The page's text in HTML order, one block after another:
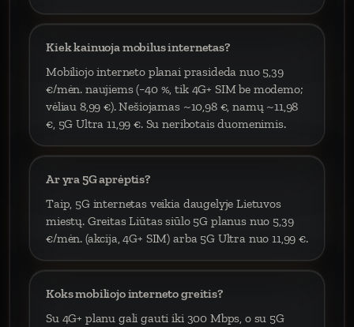
Kiek kainuoja mobilus internetas?
Mobiliojo interneto planai prasideda nuo 5,39
€/mėn. naujiems (−40 %, tik 4G+ SIM be modemo;
vėliau 8,99 €). Nešiojamas ~10,98 €, namų ~11,98
€, 5G Ultra 11,99 €. Su neribotais duomenimis.
Ar yra 5G aprėptis?
Taip, 5G internetas veikia daugelyje Lietuvos
miestų. Greitas Liūtas siūlo 5G planus nuo 5,39
€/mėn. (akcija, 4G+ SIM) arba 5G Ultra nuo 11,99 €.
Koks mobiliojo interneto greitis?
Su 4G+ planu gali gauti iki 300 Mbps, o su 5G